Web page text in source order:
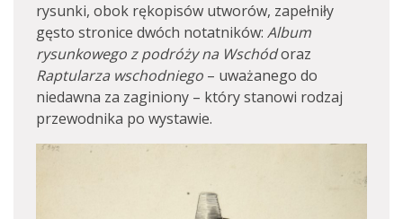
rysunki, obok rękopisów utworów, zapełniły
gęsto stronice dwóch notatników: Album
rysunkowego z podróży na Wschódoraz
Raptularza wschodniego ­ – uważanego do
niedawna za zaginiony – który stanowi rodzaj
przewodnika po wystawie.